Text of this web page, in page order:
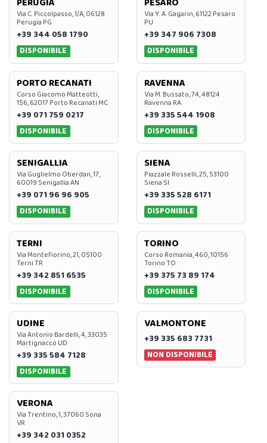
Via C. Piccolpasso, 1/A, 06128
Perugia PG
+39 344 058 1790
DISPONIBILE
Via Y. A. Gagarin, 61122 Pesaro
PU
+39 347 906 7308
DISPONIBILE
PORTO RECANATI
Corso Giacomo Matteotti,
156, 62017 Porto Recanati MC
+39 071 759 0217
DISPONIBILE
RAVENNA
Via M. Bussato, 74, 48124
Ravenna RA
+39 335 544 1908
DISPONIBILE
SENIGALLIA
Via Guglielmo Oberdan, 17,
60019 Senigallia AN
+39 071 96 96 905
DISPONIBILE
SIENA
Piazzale Rosselli, 25, 53100
Siena SI
+39 335 528 6171
DISPONIBILE
TERNI
Via Montefiorino, 21, 05100
Terni TR
+39 342 851 6535
DISPONIBILE
TORINO
Corso Romania, 460, 10156
Torino TO
+39 375 73 89 174
DISPONIBILE
UDINE
Via Antonio Bardelli, 4, 33035
Martignacco UD
+39 335 584 7128
DISPONIBILE
VALMONTONE
+39 335 683 7731
NON DISPONIBILE
VERONA
Via Trentino, 1, 37060 Sona
VR
+39 342 031 0352